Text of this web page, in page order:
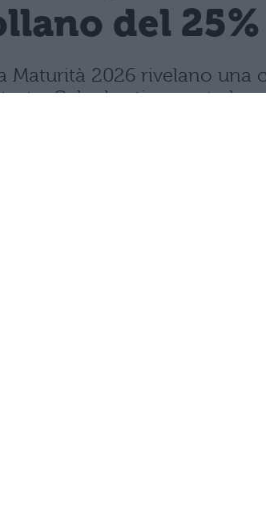
del
Maturità 2026 rivelano una
Cala drasticamente la